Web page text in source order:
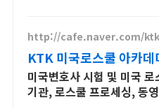
http://cafe.naver.com/
KTK 미국로스쿨 아카데
미국변호사 시험 및 미국 로
기관, 로스쿨 프로세싱, 동